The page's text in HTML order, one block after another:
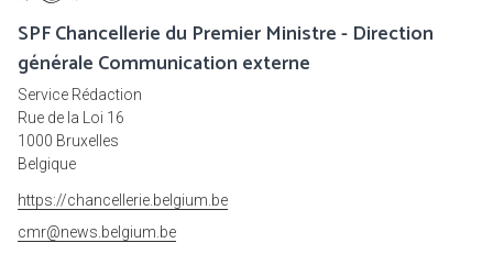
SPF Chancellerie du Premier Ministre - Direction
générale Communication externe
Service Rédaction
Rue de la Loi 16
1000 Bruxelles
Belgique
https://chancellerie.belgium.be
cmr@news.belgium.be